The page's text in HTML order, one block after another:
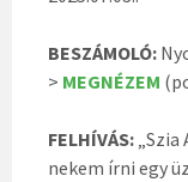
BESZÁMOLÓ:
> MEGNÉZEM
FELHÍVÁS: „Szia
nekem írni egy